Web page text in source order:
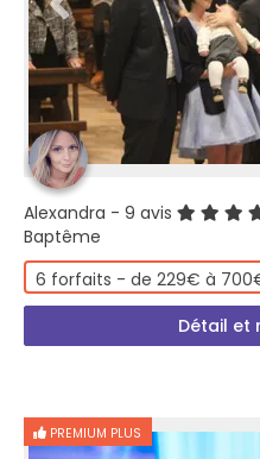
Alexandra - 9 avis
Baptême
6 forfaits - de 229€ à
Détail et
PREMIUM PLUS